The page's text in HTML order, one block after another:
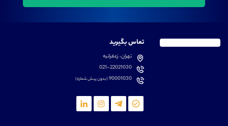
تماس بگیرید
تهران، زعفرانیه
021-22021030
90001030(بدون پیش شماره)